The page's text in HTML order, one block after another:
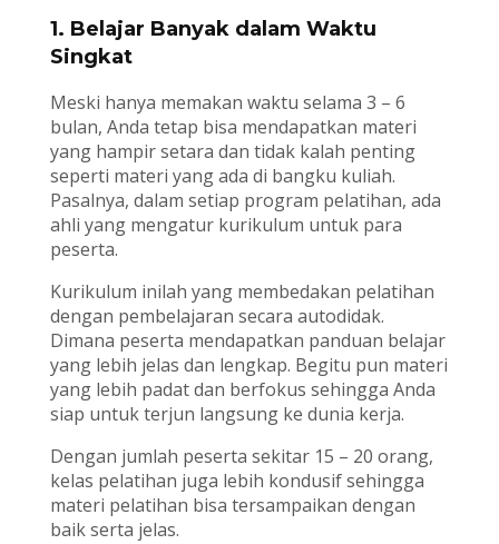
1. Belajar Banyak dalam Waktu
Singkat
Meski hanya memakan waktu selama 3 – 6
bulan, Anda tetap bisa mendapatkan materi
yang hampir setara dan tidak kalah penting
seperti materi yang ada di bangku kuliah.
Pasalnya, dalam setiap program pelatihan, ada
ahli yang mengatur kurikulum untuk para
peserta.
Kurikulum inilah yang membedakan pelatihan
dengan pembelajaran secara autodidak.
Dimana peserta mendapatkan panduan belajar
yang lebih jelas dan lengkap. Begitu pun materi
yang lebih padat dan berfokus sehingga Anda
siap untuk terjun langsung ke dunia kerja.
Dengan jumlah peserta sekitar 15 – 20 orang,
kelas pelatihan juga lebih kondusif sehingga
materi pelatihan bisa tersampaikan dengan
baik serta jelas.